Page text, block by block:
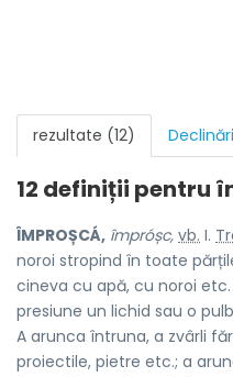
rezultate (12) Declinări
12 definiții pentru
ÎMPROȘCÁ, împróșc, vb. I.
noroi stropind în toate
cineva cu apă, cu noroi etc.
presiune un lichid sau o
A arunca întruna, a zvârli
proiectile, pietre etc.; a